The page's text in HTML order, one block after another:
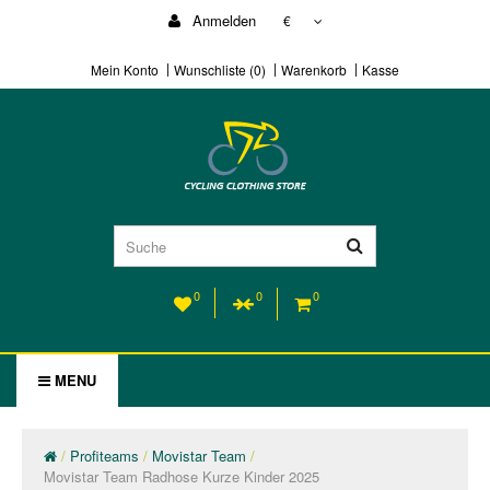
Anmelden €
Mein Konto Wunschliste (0) Warenkorb Kasse
0 0 0
MENU
Profiteams
Movistar Team
Movistar Team Radhose Kurze Kinder 2025